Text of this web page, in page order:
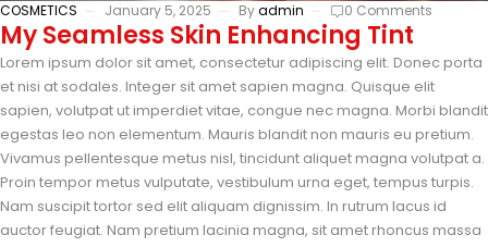
COSMETICS January 5, 2025 Byadmin 0 Comments
My Seamless Skin Enhancing Tint
Lorem ipsum dolor sit amet, consectetur adipiscing elit. Donec porta
et nisi at sodales. Integer sit amet sapien magna. Quisque elit
sapien, volutpat ut imperdiet vitae, congue nec magna. Morbi blandit
egestas leo non elementum. Mauris blandit non mauris eu pretium.
Vivamus pellentesque metus nisl, tincidunt aliquet magna volutpat a.
Proin tempor metus vulputate, vestibulum urna eget, tempus turpis.
Nam suscipit tortor sed elit aliquam dignissim. In rutrum lacus id
auctor feugiat. Nam pretium lacinia magna, sit amet rhoncus massa